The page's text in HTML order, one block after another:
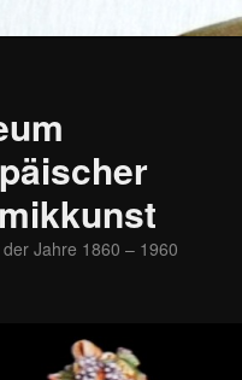
Jahre 1860 – 1960